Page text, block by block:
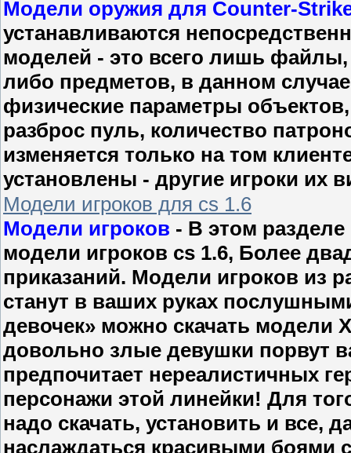
Модели оружия для Counter-
устанавливаются
моделей - это всего лишь файлы,
либо предметов, в данном
физические параметры объектов,
разброс пуль, количество
изменяется только на том
установлены - другие игроки их
Модели игроков для cs 1.6
Модели игроков - В этом
модели игроков cs 1.6, Более
приказаний. Модели игроков из
станут в ваших руках
девочек» можно скачать модели
довольно злые девушки порвут
предпочитает нереалистичных
персонажи этой линейки! Для
надо скачать, установить и все,
наслаждаться красивыми боями